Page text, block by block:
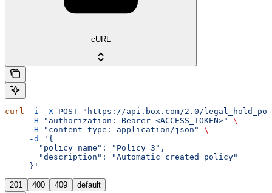
cURL
curl -i -X POST "https://api.box.com/2.0/
     -H
"authorization: Bearer <ACCESS_TOKEN>"
\
     -H
"content-type: application/json"
\
     -d
'{
       "policy_name": "Policy 3",
       "description": "Automatic created policy"
     }'
201 400 409 default